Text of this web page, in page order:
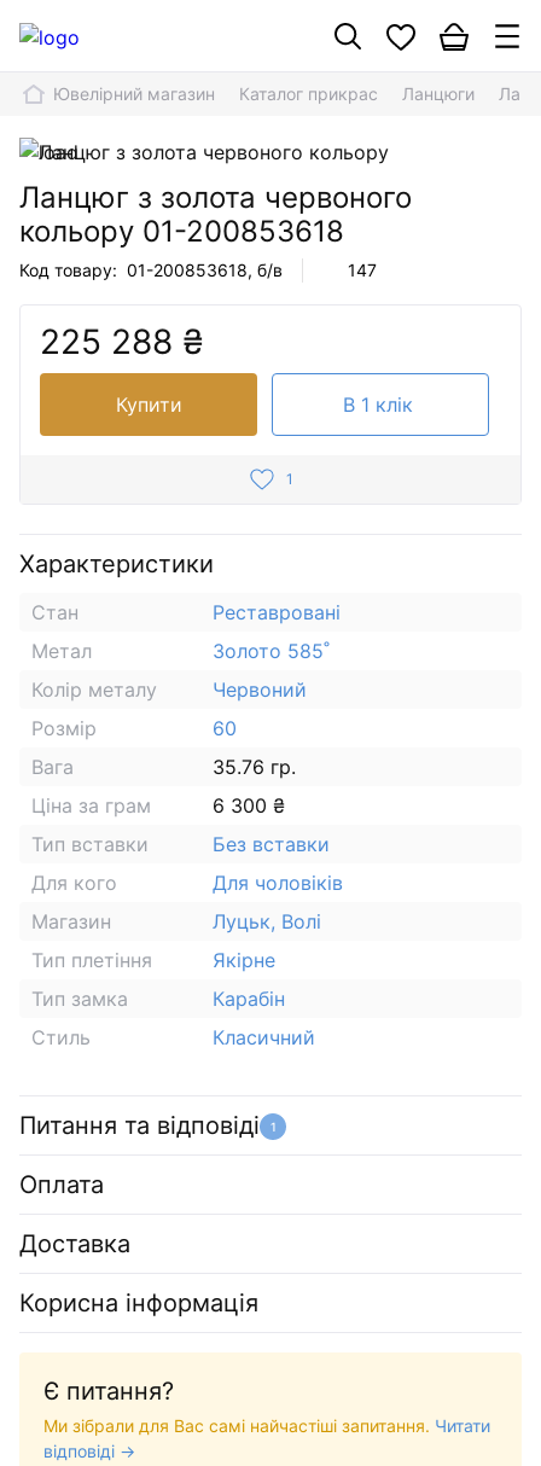
Ювелірний магазин Каталог прикрас Ланцюги
Ланцюг з золота червоного
кольору 01-200853618
Код товару: 01-200853618, б/в 147
225 288 ₴
Купити В 1 клік
1
Характеристики
Стан
Реставровані
Метал
Золото 585˚
Колір металу
Червоний
Розмір
60
Вага
35.76 гр.
Ціна за грам
6 300 ₴
Тип вставки
Без вставки
Для кого
Для чоловіків
Магазин
Луцьк, Волі
Тип плетіння
Якірне
Тип замка
Карабін
Стиль
Класичний
Питання та відповіді 1
Оплата
Доставка
Корисна інформація
Є питання?
Ми зібрали для Вас самі найчастіші запитання. Читати
відповіді →